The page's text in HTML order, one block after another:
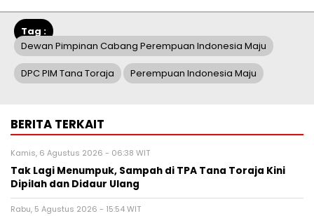
Tag :
Dewan Pimpinan Cabang Perempuan Indonesia Maju
DPC PIM Tana Toraja Perempuan Indonesia Maju
BERITA TERKAIT
Kamis, 6 Agustus 2026 - 06:38 WIT
Tak Lagi Menumpuk, Sampah di TPA Tana Toraja Kini
Dipilah dan Didaur Ulang
Rabu, 5 Agustus 2026 - 15:54 WIT